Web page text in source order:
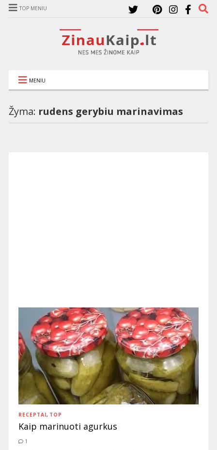
TOP MENIU
MENIU
Žyma: rudens gerybiu marinavimas
RECEPTAI, TOP
Kaip marinuoti agurkus
1